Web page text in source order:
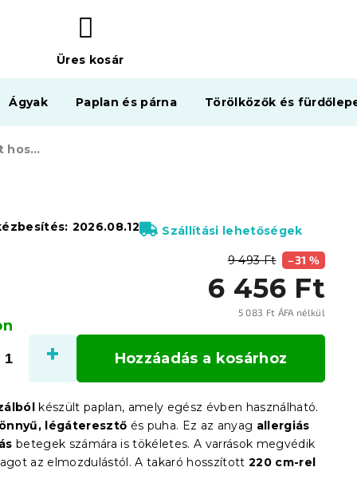
KOSÁR
Üres kosár
Ágyak Paplan és párna Törölközők és
Egész éves steppelt hosszított paplan 140 x 220 cm
9 493 Ft –31 %
6 456 Ft
5 083 Ft ÁFA nélkül
2026.08.12 Szállítási lehetőségek
Hozzáadás a kosárhoz
készült paplan, amely egész évben használható.
légáteresztő és puha. Ez az anyag allergiás
betegek számára is tökéletes. A varrások megvédik
az elmozdulástól. A takaró hosszított220 cm-rel